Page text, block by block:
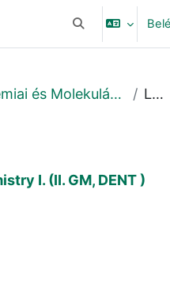
Keresési
Biokémiai és Molekuláris Biológiai Intézet Leírás
I. (II. GM, DENT )